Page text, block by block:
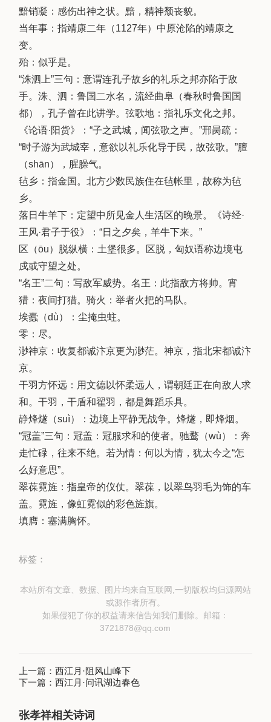
黯销凝：感伤出神之状。黯，精神颓丧貌。
当年事：指靖康二年（1127年）中原沧陷的靖康之
变。
殆：似乎是。
“洙泗上”三句：意谓连孔子故乡的礼乐之邦亦陷于敌
手。洙、泗：鲁国二水名，流经曲阜（春秋时鲁国国
都），孔子曾在此讲学。弦歌地：指礼乐文化之邦。
《论语·阳货》：“子之武城，闻弦歌之声。”邢昺疏：
“时子游为武城宰，意欲以礼乐化导于民，故弦歌。”膻
（shān），腥臊气。
毡乡：指金国。北方少数民族住在毡帐里，故称为毡
乡。
落日牛羊下：定望中所见金人生活区的晚景。《诗经·
王风·君子于役》：“日之夕矣，羊牛下来。”
区（ōu）脱纵横：土堡很多。区脱，匈奴语称边境屯
戍或守望之处。
“名王”二句：写敌军威势。名王：此指敌方将帅。宵
猎：夜间打猎。骑火：举者火把的马队。
埃蠹（dù）：尘掩虫蛀。
零：尽。
渺神京：收复都诚汴京更为渺茫。神京，指北宋都诚汴
京。
干羽方怀远：用文德以怀柔远人，谓朝廷正在向敌人求
和。干羽，干盾和翟羽，都是舞蹈乐具。
静烽燧（suì）：边境上平静无战争。烽燧，即烽烟。
“冠盖”三句：冠盖：冠服求和的使者。驰鹜（wù）：奔
走忙碌，往来不绝。若为情：何以为情，犹太今之“怎
么好意思”。
翠葆霓旌：指皇帝的仪仗。翠葆，以翠鸟羽毛为饰的车
盖。霓旌，像虹霓似的彩色旌旗。
填膺：塞满胸怀。
标签：
本站所有文章、数据、图片均来自互联网,一切版权均归源网站
或源作者所有。
如果侵犯了你的权益请来信告知我们删除。邮箱：
3721878@qq.com
上一篇：西江月·阻风山峰下
下一篇：西江月·问讯湖边春色
张孝祥相关诗词